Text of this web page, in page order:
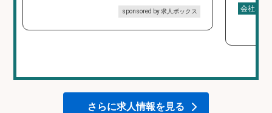
sponsored by 求人ボックス 会社名
さらに求人情報を見る